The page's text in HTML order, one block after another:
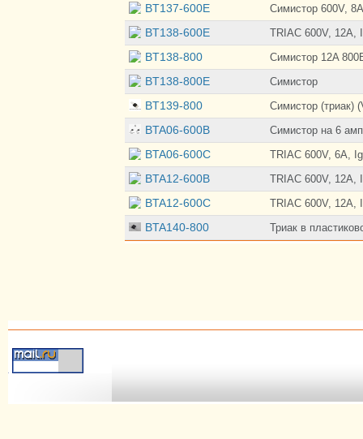
BT137-600E Симистор 600V,
BT138-600E TRIAC 600V, 12A,
BT138-800 Симистор 12A
BT138-800E Симистор
BT139-800 Симистор (триак)
BTA06-600B Симистор на 6
BTA06-600C TRIAC 600V, 6A,
BTA12-600B TRIAC 600V, 12A,
BTA12-600C TRIAC 600V, 12A,
BTA140-800 Триак в